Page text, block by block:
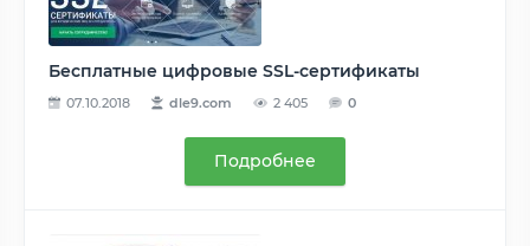
Бесплатные цифровые SSL-сертификаты
07.10.2018 dle9.com 2 405 0
Подробнее